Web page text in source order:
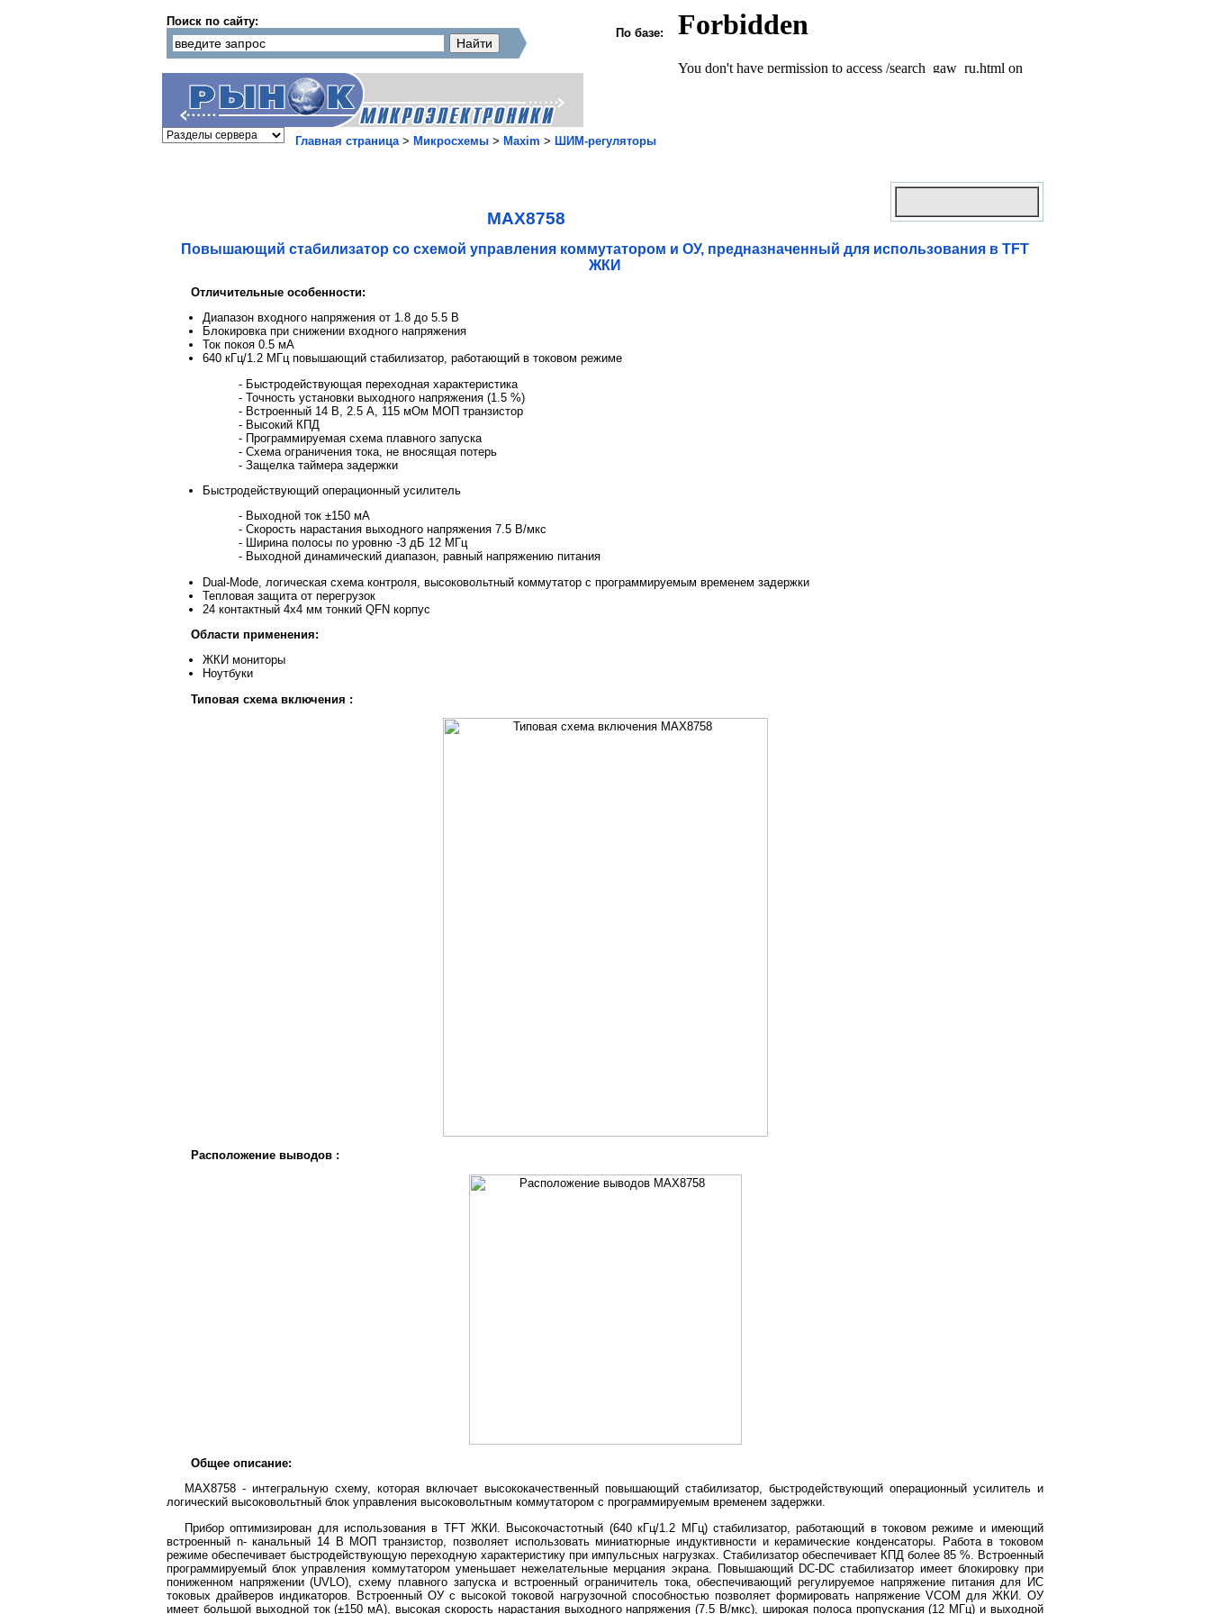
Поиск по сайту:
По базе:
Главная страница> Микросхемы > Maxim > ШИМ-регуляторы
MAX8758
Повышающий стабилизатор со схемой управления коммутатором и ОУ, предназначенный для использования в TFT
ЖКИ
Отличительные особенности:
Диапазон входного напряжения от 1.8 до 5.5 В
Блокировка при снижении входного напряжения
Ток покоя 0.5 мА
640 кГц/1.2 МГц повышающий стабилизатор, работающий в токовом режиме
- Быстродействующая переходная характеристика
- Точность установки выходного напряжения (1.5 %)
- Встроенный 14 В, 2.5 A, 115 мОм МОП транзистор
- Высокий КПД
- Программируемая схема плавного запуска
- Схема ограничения тока, не вносящая потерь
- Защелка таймера задержки
Быстродействующий операционный усилитель
- Выходной ток ±150 мА
- Скорость нарастания выходного напряжения 7.5 В/мкс
- Ширина полосы по уровню -3 дБ 12 МГц
- Выходной динамический диапазон, равный напряжению питания
Dual-Mode, логическая схема контроля, высоковольтный коммутатор с программируемым временем задержки
Тепловая защита от перегрузок
24 контактный 4x4 мм тонкий QFN корпус
Области применения:
ЖКИ мониторы
Ноутбуки
Типовая схема включения :
Расположение выводов :
Общее описание:
MAX8758 - интегральную схему, которая включает высококачественный повышающий стабилизатор, быстродействующий операционный усилитель и
логический высоковольтный блок управления высоковольтным коммутатором с программируемым временем задержки.
Прибор оптимизирован для использования в TFT ЖКИ. Высокочастотный (640 кГц/1.2 МГц) стабилизатор, работающий в токовом режиме и имеющий
встроенный n- канальный 14 В МОП транзистор, позволяет использовать миниатюрные индуктивности и керамические конденсаторы. Работа в токовом
режиме обеспечивает быстродействующую переходную характеристику при импульсных нагрузках. Стабилизатор обеспечивает КПД более 85 %. Встроенный
программируемый блок управления коммутатором уменьшает нежелательные мерцания экрана. Повышающий DC-DC стабилизатор имеет блокировку при
пониженном напряжении (UVLO), схему плавного запуска и встроенный ограничитель тока, обеспечивающий регулируемое напряжение питания для ИС
токовых драйверов индикаторов. Встроенный ОУ с высокой токовой нагрузочной способностью позволяет формировать напряжение VCOM для ЖКИ. ОУ
имеет большой выходной ток (±150 мА), высокая скорость нарастания выходного напряжения (7.5 В/мкс), широкая полоса пропускания (12 МГц) и выходной